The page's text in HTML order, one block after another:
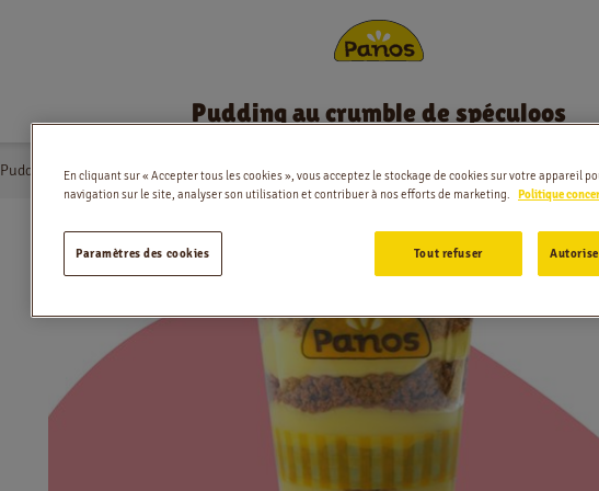
Commander
Nouvelles
Magasins
Application
Contact
Pudding au crumble de spéculoos
Pudding au crumble de spéculoos
En cliquant sur « Accepter tous les cookies », vous acceptez le stockage de cookies sur votre appareil
navigation sur le site, analyser son utilisation et contribuer à nos efforts de marketing.
Politique
Tout refuser
Paramètres des cookies